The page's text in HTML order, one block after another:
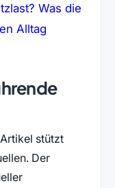
Was die
Alltag
stützt
Der